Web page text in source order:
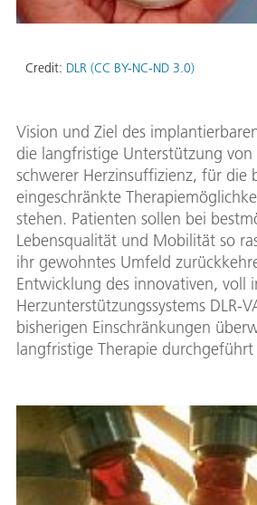
Credit: DLR (CC BY-NC-ND 3.0)
Vision und Ziel des
die langfristige Unterstützung
schwerer Herzinsuffizienz, für die
eingeschränkte
stehen. Patienten sollen bei
Lebensqualität und Mobilität so
ihr gewohntes Umfeld
Entwicklung des innovativen, voll
Herzunterstützungssystems DLR-
bisherigen Einschränkungen
langfristige Therapie